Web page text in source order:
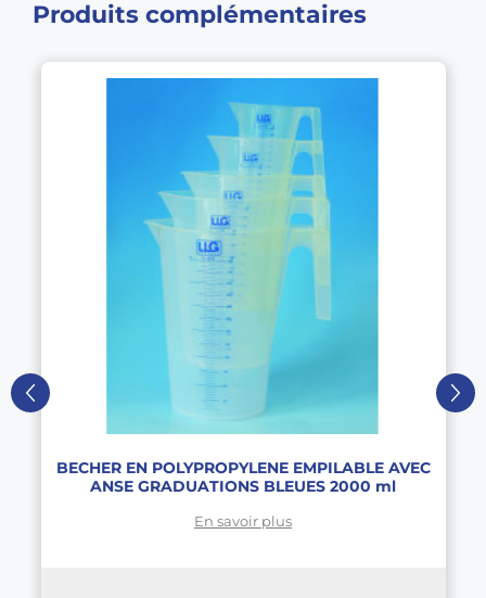
Produits complémentaires
BECHER EN POLYPROPYLENE EMPILABLE AVEC
ANSE GRADUATIONS BLEUES 2000 ml
En savoir plus